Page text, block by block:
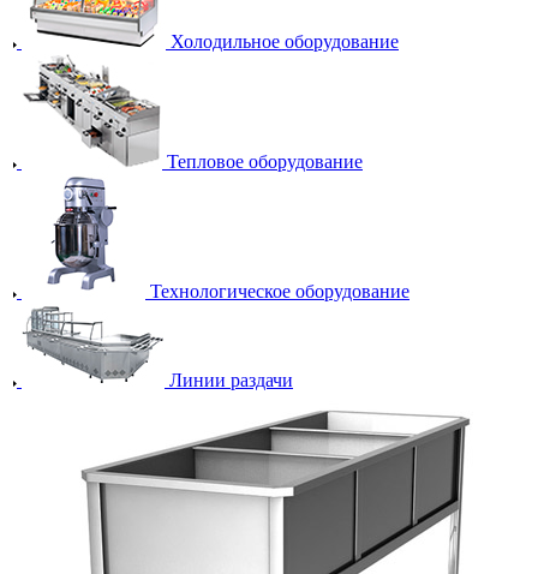
Холодильное оборудование
Тепловое оборудование
Технологическое оборудование
Линии раздачи